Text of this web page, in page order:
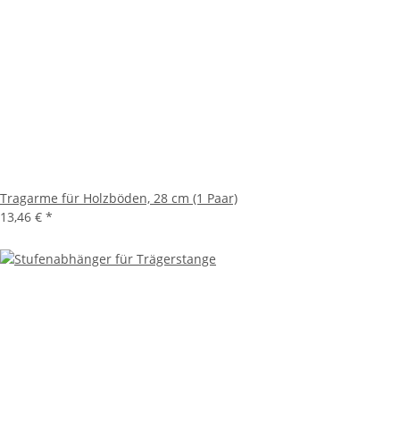
Tragarme für Holzböden, 28 cm (1 Paar)
13,46 € *